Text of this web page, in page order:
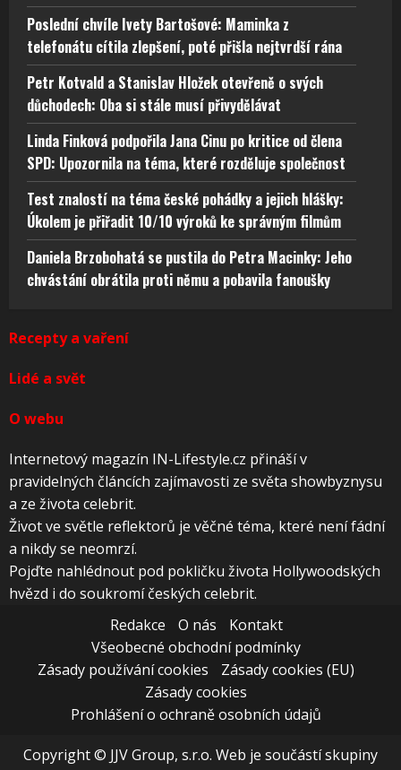
Poslední chvíle Ivety Bartošové: Maminka z
telefonátu cítila zlepšení, poté přišla nejtvrdší rána
Petr Kotvald a Stanislav Hložek otevřeně o svých
důchodech: Oba si stále musí přivydělávat
Linda Finková podpořila Jana Cinu po kritice od člena
SPD: Upozornila na téma, které rozděluje společnost
Test znalostí na téma české pohádky a jejich hlášky:
Úkolem je přiřadit 10/10 výroků ke správným filmům
Daniela Brzobohatá se pustila do Petra Macinky: Jeho
chvástání obrátila proti němu a pobavila fanoušky
Recepty a vaření
Lidé a svět
O webu
Internetový magazín IN-Lifestyle.cz přináší v
pravidelných článcích zajímavosti ze světa showbyznysu
a ze života celebrit.
Život ve světle reflektorů je věčné téma, které není fádní
a nikdy se neomrzí.
Pojďte nahlédnout pod pokličku života Hollywoodských
hvězd i do soukromí českých celebrit.
Redakce
O nás
Kontakt
Všeobecné obchodní podmínky
Zásady používání cookies
Zásady cookies (EU)
Zásady cookies
Prohlášení o ochraně osobních údajů
Copyright © JJV Group, s.r.o. Web je součástí skupiny